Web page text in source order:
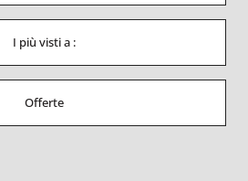
I più visti a :
Offerte